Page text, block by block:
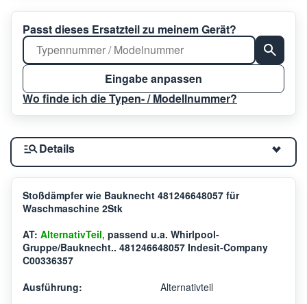
Passt dieses Ersatzteil zu meinem Gerät?
Eingabe anpassen
Wo finde ich die Typen- / Modellnummer?
Details
Stoßdämpfer wie Bauknecht 481246648057 für
Waschmaschine 2Stk
AT: AlternativTeil, passend u.a. Whirlpool-
Gruppe/Bauknecht.. 481246648057 Indesit-Company
C00336357
Ausführung:
Alternativteil